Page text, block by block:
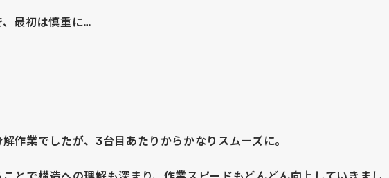
最初は慎重に…
作業でしたが、3台目あたりからかなりスムーズに。